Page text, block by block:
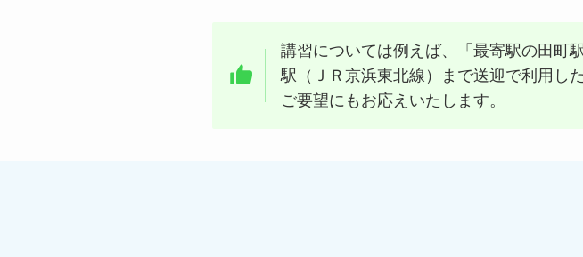
講習については例えば、「最寄駅の田町
駅（ＪＲ京浜東北線）まで送迎で利用し
ご要望にもお応えいたします。